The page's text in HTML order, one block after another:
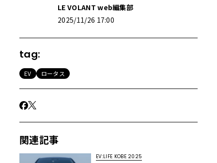
LE VOLANT web編集部
2025/11/26 17:00
tag:
EV ロータス
関連記事
EV:LIFE KOBE 2025